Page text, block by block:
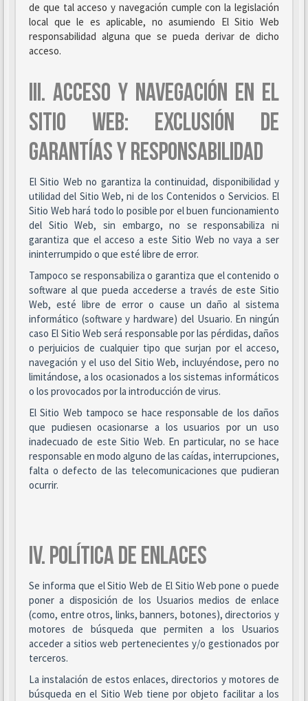
de que tal acceso y navegación cumple con la legislación
local que le es aplicable, no asumiendo El Sitio Web
responsabilidad alguna que se pueda derivar de dicho
acceso.
III. ACCESO Y NAVEGACIÓN EN EL
SITIO WEB: EXCLUSIÓN DE
GARANTÍAS Y RESPONSABILIDAD
El Sitio Web no garantiza la continuidad, disponibilidad y
utilidad del Sitio Web, ni de los Contenidos o Servicios. El
Sitio Web hará todo lo posible por el buen funcionamiento
del Sitio Web, sin embargo, no se responsabiliza ni
garantiza que el acceso a este Sitio Web no vaya a ser
ininterrumpido o que esté libre de error.
Tampoco se responsabiliza o garantiza que el contenido o
software al que pueda accederse a través de este Sitio
Web, esté libre de error o cause un daño al sistema
informático (software y hardware) del Usuario. En ningún
caso El Sitio Web será responsable por las pérdidas, daños
o perjuicios de cualquier tipo que surjan por el acceso,
navegación y el uso del Sitio Web, incluyéndose, pero no
limitándose, a los ocasionados a los sistemas informáticos
o los provocados por la introducción de virus.
El Sitio Web tampoco se hace responsable de los daños
que pudiesen ocasionarse a los usuarios por un uso
inadecuado de este Sitio Web. En particular, no se hace
responsable en modo alguno de las caídas, interrupciones,
falta o defecto de las telecomunicaciones que pudieran
ocurrir.
IV. POLÍTICA DE ENLACES
Se informa que el Sitio Web de El Sitio Web pone o puede
poner a disposición de los Usuarios medios de enlace
(como, entre otros, links, banners, botones), directorios y
motores de búsqueda que permiten a los Usuarios
acceder a sitios web pertenecientes y/o gestionados por
terceros.
La instalación de estos enlaces, directorios y motores de
búsqueda en el Sitio Web tiene por objeto facilitar a los